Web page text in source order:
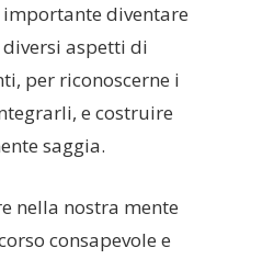
diventare
aspetti di
per riconoscerne i
e costruire
saggia.
nella nostra mente
consapevole e